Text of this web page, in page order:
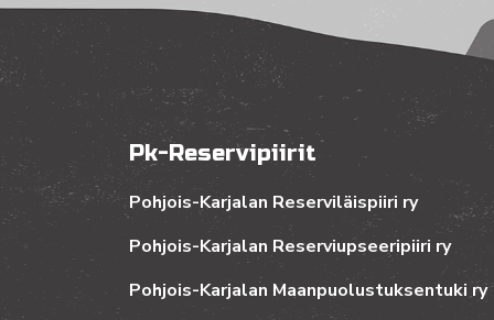
Pk-Reservipiirit
Pohjois-Karjalan Reserviläispiiri ry
Pohjois-Karjalan Reserviupseeripiiri ry
Pohjois-Karjalan Maanpuolustuksentuki ry